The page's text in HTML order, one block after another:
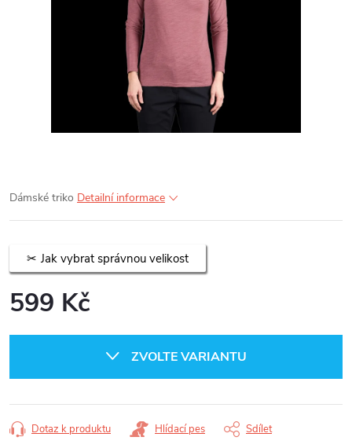
Dámské triko Detailní informace
Jak vybrat správnou velikost
599 Kč
ZVOLTE VARIANTU
Dotaz k produktu Hlídací pes Sdílet